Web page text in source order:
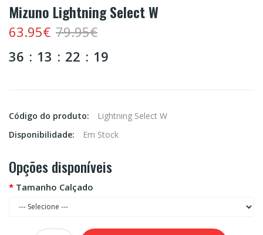
Mizuno Lightning Select W
63.95€ 79.95€
36
13 22 19
Código do produto:
Lightning Select W
Disponibilidade:
Em Stock
Opções disponíveis
Tamanho Calçado